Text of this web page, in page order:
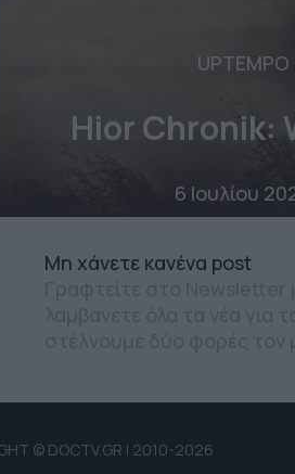
UPTEMPO
Hior Chronik:
6 Ιουλίου
Mη χάνετε κανένα post
© DOCTV.GR | 2010-2026